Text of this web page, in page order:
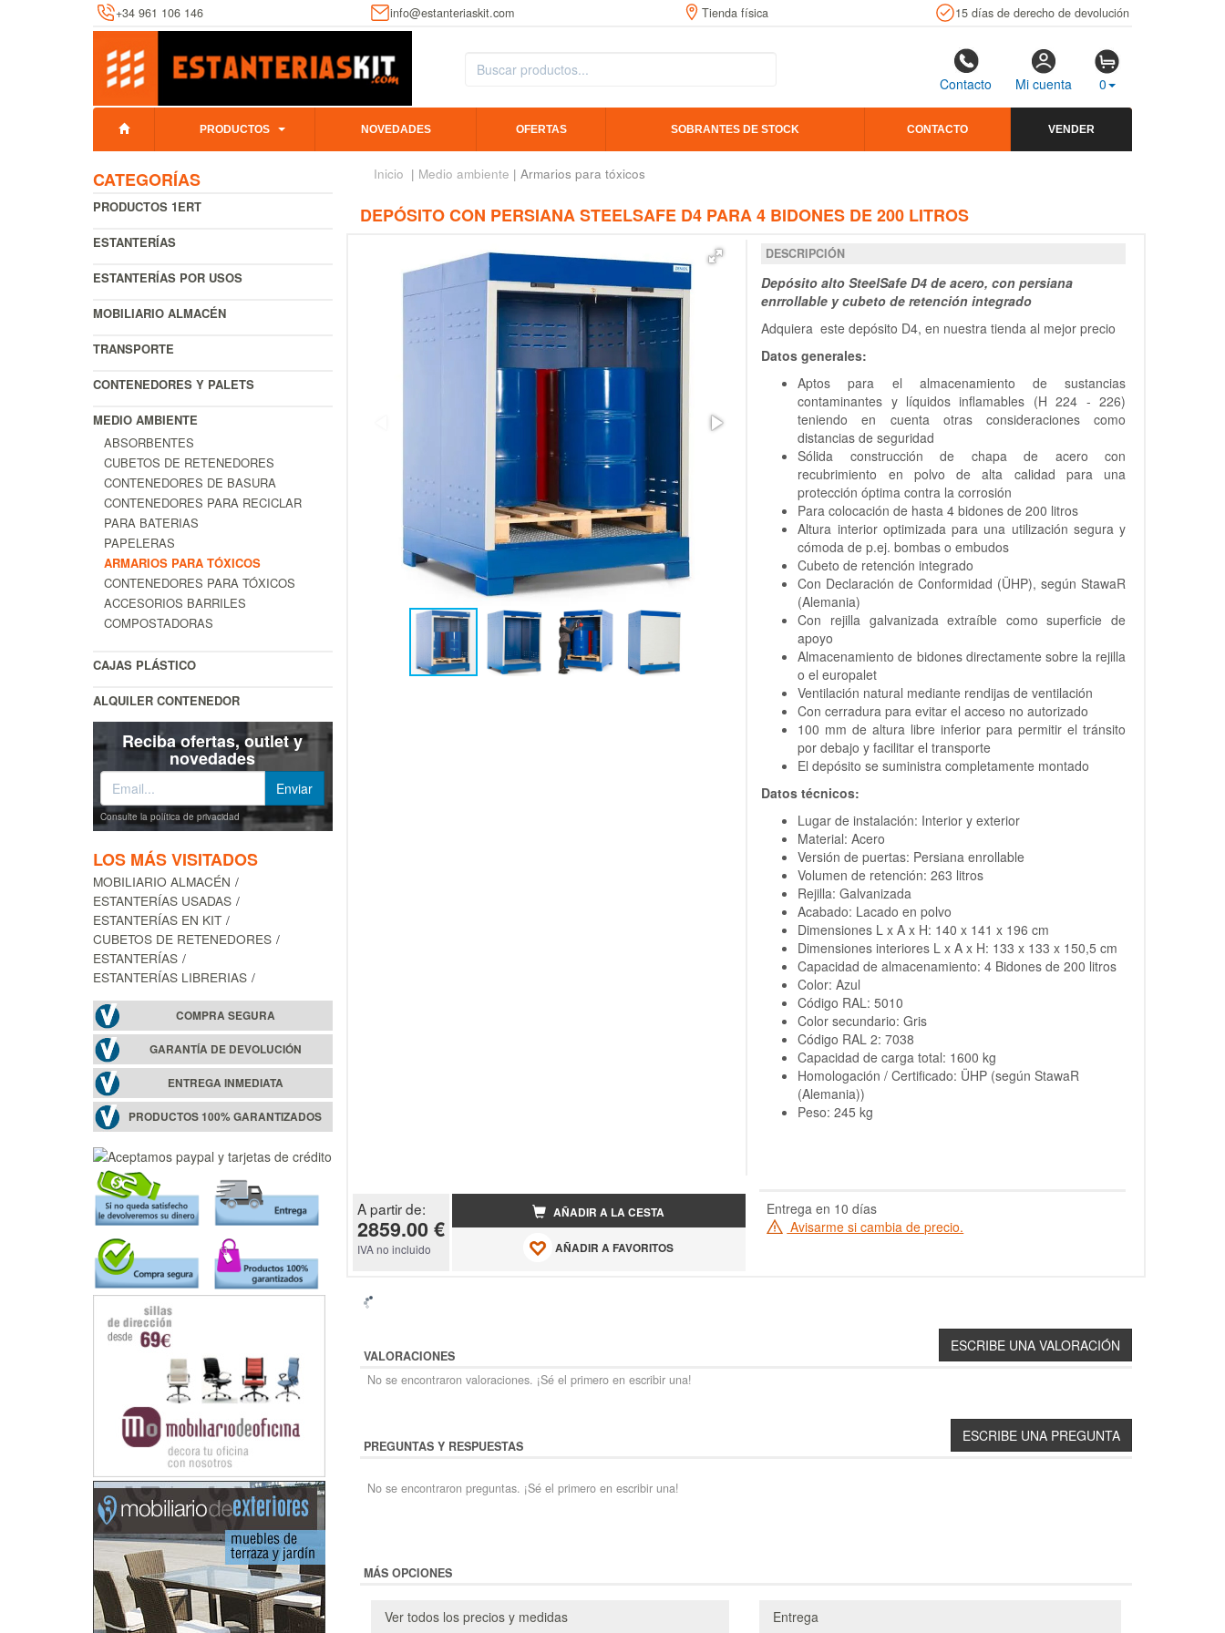
+34 961 106 146 info@estanteriaskit.com Tienda física 15 días de derecho de devolución
Contacto Mi cuenta 0
PRODUCTOS NOVEDADES OFERTAS SOBRANTES DE STOCK CONTACTO VENDER
CATEGORÍAS
PRODUCTOS 1ERT
ESTANTERÍAS
ESTANTERÍAS POR USOS
MOBILIARIO ALMACÉN
TRANSPORTE
CONTENEDORES Y PALETS
MEDIO AMBIENTE
ABSORBENTES
CUBETOS DE RETENEDORES
CONTENEDORES DE BASURA
CONTENEDORES PARA RECICLAR
PARA BATERIAS
PAPELERAS
ARMARIOS PARA TÓXICOS
CONTENEDORES PARA TÓXICOS
ACCESORIOS BARRILES
COMPOSTADORAS
CAJAS PLÁSTICO
ALQUILER CONTENEDOR
Reciba ofertas, outlet y
novedades
Consulte la política de privacidad
LOS MÁS VISITADOS
MOBILIARIO ALMACÉN
ESTANTERÍAS USADAS
ESTANTERÍAS EN KIT
CUBETOS DE RETENEDORES
ESTANTERÍAS
ESTANTERÍAS LIBRERIAS
COMPRA SEGURA
GARANTÍA DE DEVOLUCIÓN
ENTREGA INMEDIATA
PRODUCTOS 100% GARANTIZADOS
Inicio | Medio ambiente | Armarios para tóxicos
DEPÓSITO CON PERSIANA STEELSAFE D4 PARA 4 BIDONES DE 200 LITROS
DESCRIPCIÓN
Depósito alto SteelSafe D4 de acero, con persiana
enrrollable y cubeto de retención integrado
Adquiera este depósito D4, en nuestra tienda al mejor precio
Datos generales:
Aptos para el almacenamiento de sustancias
contaminantes y líquidos inflamables (H 224 - 226)
teniendo en cuenta otras consideraciones como
distancias de seguridad
Sólida construcción de chapa de acero con
recubrimiento en polvo de alta calidad para una
protección óptima contra la corrosión
Para colocación de hasta 4 bidones de 200 litros
Altura interior optimizada para una utilización segura y
cómoda de p.ej. bombas o embudos
Cubeto de retención integrado
Con Declaración de Conformidad (ÜHP), según StawaR
(Alemania)
Con rejilla galvanizada extraíble como superficie de
apoyo
Almacenamiento de bidones directamente sobre la rejilla
o el europalet
Ventilación natural mediante rendijas de ventilación
Con cerradura para evitar el acceso no autorizado
100 mm de altura libre inferior para permitir el tránsito
por debajo y facilitar el transporte
El depósito se suministra completamente montado
Datos técnicos:
Lugar de instalación: Interior y exterior
Material: Acero
Versión de puertas: Persiana enrollable
Volumen de retención: 263 litros
Rejilla: Galvanizada
Acabado: Lacado en polvo
Dimensiones L x A x H: 140 x 141 x 196 cm
Dimensiones interiores L x A x H: 133 x 133 x 150,5 cm
Capacidad de almacenamiento: 4 Bidones de 200 litros
Color: Azul
Código RAL: 5010
Color secundario: Gris
Código RAL 2: 7038
Capacidad de carga total: 1600 kg
Homologación / Certificado: ÜHP (según StawaR
(Alemania))
Peso: 245 kg
A partir de:
2859.00 €
IVA no incluido
AÑADIR A LA CESTA
AÑADIR A FAVORITOS
Entrega en 10 días
Avisarme si cambia de precio.
VALORACIONES
No se encontraron valoraciones. ¡Sé el primero en escribir una!
PREGUNTAS Y RESPUESTAS
No se encontraron preguntas. ¡Sé el primero en escribir una!
MÁS OPCIONES
Ver todos los precios y medidas Entrega